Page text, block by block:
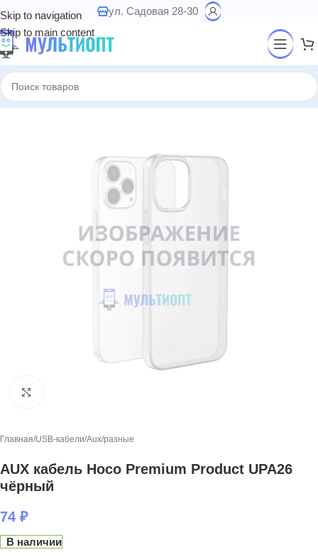
Skip to navigation
Skip to main content
ул. Садовая 28-30
Главная/USB-кабели/Aux/разные
AUX кабель Hoco Premium Product UPA26
чёрный
74 ₽
В наличии